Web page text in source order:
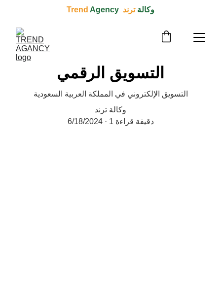
وكالة ترند  Trend Agency
التسويق الرقمي
التسويق الإلكتروني في المملكة العربية السعودية
وكالة ترند
6/18/2024
1 دقيقة قراءة